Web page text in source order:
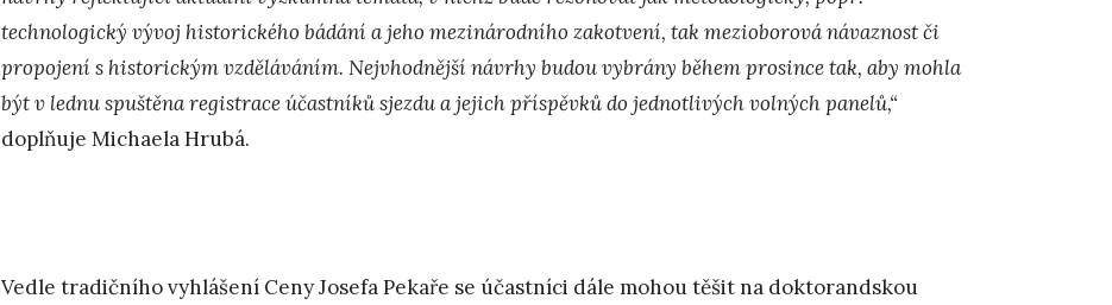
technologický vývoj historického bádání a jeho mezinárodního zakotvení, tak mezioborová návaznost či
propojení s historickým vzděláváním. Nejvhodnější návrhy budou vybrány během prosince tak, aby mohla
být v lednu spuštěna registrace účastníků sjezdu a jejich příspěvků do jednotlivých volných panelů,“
doplňuje Michaela Hrubá.
Vedle tradičního vyhlášení Ceny Josefa Pekaře se účastníci dále mohou těšit na doktorandskou